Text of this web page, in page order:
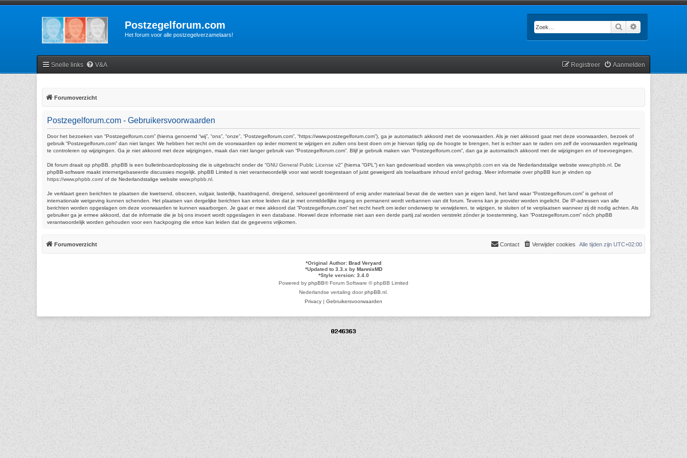
Postzegelforum.com
Het forum voor alle postzegelverzamelaars!
Zoek
Snelle links V&A Aanmelden
Registreer
Forumoverzicht
Postzegelforum.com - Gebruikersvoorwaarden
Door het bezoeken van “Postzegelforum.com” (hierna genoemd “wij”, “ons”, “onze”, “Postzegelforum.com”, “https://www.postzegelforum.com”), ga je automatisch akkoord met de voorwaarden. Als je niet akkoord gaat met deze voorwaarden, bezoek of
gebruik “Postzegelforum.com” dan niet langer. We hebben het recht om de voorwaarden op ieder moment te wijzigen en zullen ons best doen om je hiervan tijdig op de hoogte te brengen, het is echter aan te raden om zelf de voorwaarden regelmatig
te controleren op wijzigingen. Ga je niet akkoord met deze wijzigingen, maak dan niet langer gebruik van “Postzegelforum.com”. Blijf je gebruik maken van “Postzegelforum.com”, dan ga je automatisch akkoord met de wijzigingen en of toevoegingen.
Dit forum draait op phpBB. phpBB is een bulletinboardoplossing die is uitgebracht onder de “GNU General Public License v2” (hierna “GPL”) en kan gedownload worden via www.phpbb.com en via de Nederlandstalige website www.phpbb.nl . De
phpBB-software maakt internetgebaseerde discussies mogelijk. phpBB Limited is niet verantwoordelijk voor wat wordt toegestaan of juist geweigerd als toelaatbare inhoud en/of gedrag. Meer informatie over phpBB kun je vinden op
https://www.phpbb.com/ of de Nederlandstalige website www.phpbb.nl
Je verklaart geen berichten te plaatsen die kwetsend, obsceen, vulgair, lasterlijk, haatdragend, dreigend, seksueel georiënteerd of enig ander materiaal bevat die de wetten van je eigen land, het land waar “Postzegelforum.com” is gehost of
internationale wetgeving kunnen schenden. Het plaatsen van dergelijke berichten kan ertoe leiden dat je met onmiddellijke ingang en permanent wordt verbannen van dit forum. Tevens kan je provider worden ingelicht. De IP-adressen van alle
berichten worden opgeslagen om deze voorwaarden te kunnen waarborgen. Je gaat er mee akkoord dat “Postzegelforum.com” het recht heeft om ieder onderwerp te verwijderen, te wijzigen, te sluiten of te verplaatsen wanneer zij dit nodig achten. Als
gebruiker ga je ermee akkoord, dat de informatie die je bij ons invoert wordt opgeslagen in een database. Hoewel deze informatie niet aan een derde partij zal worden verstrekt zónder je toestemming, kan “Postzegelforum.com” nóch phpBB
verantwoordelijk worden gehouden voor een hackpoging die ertoe kan leiden dat de gegevens vrijkomen.
Forumoverzicht Alle tijden zijn UTC+02:00
Verwijder cookies
Contact
*Original Author: Brad Veryard
*Updated to 3.3.x by MannixMD
*Style version: 3.4.0
Powered by phpBB® Forum Software © phpBB Limited
Nederlandse vertaling doorphpBB.nl
Privacy | Gebruikersvoorwaarden